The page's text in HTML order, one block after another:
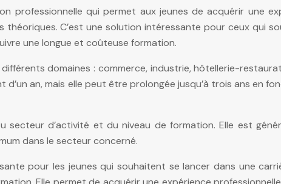
professionnelle qui permet aux jeunes de acquérir une
C’est une solution intéressante pour ceux qui
une longue et coûteuse formation.
domaines : commerce, industrie, hôtellerie-
an, mais elle peut être prolongée jusqu’à trois ans en
secteur d’activité et du niveau de formation. Elle est
dans le secteur concerné.
pour les jeunes qui souhaitent se lancer dans une